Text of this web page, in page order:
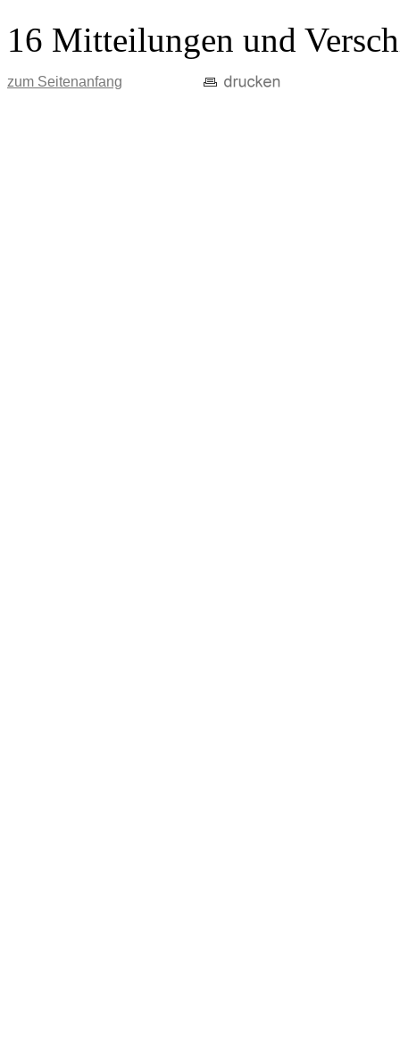
16 Mitteilungen und
zum Seitenanfang